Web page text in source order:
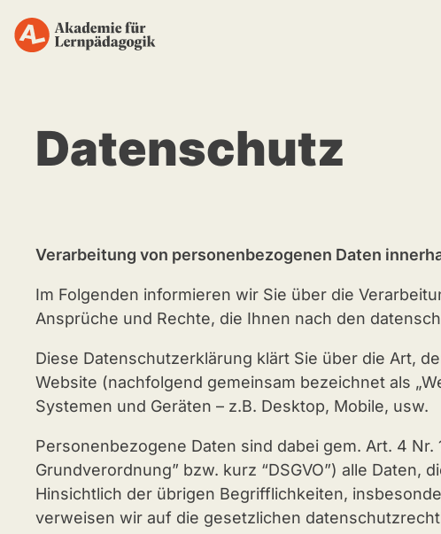
Zum
Inhalt
Datenschutz
Verarbeitung von personenbezogenen Daten
Im Folgenden informieren wir Sie über die
Ansprüche und Rechte, die Ihnen nach den
Diese Datenschutzerklärung klärt Sie über die Art,
Website (nachfolgend gemeinsam bezeichnet als
Systemen und Geräten – z.B. Desktop, Mobile, usw.
Personenbezogene Daten sind dabei gem. Art. 4
Grundverordnung” bzw. kurz “DSGVO”) alle
Hinsichtlich der übrigen Begrifflichkeiten,
verweisen wir auf die gesetzlichen